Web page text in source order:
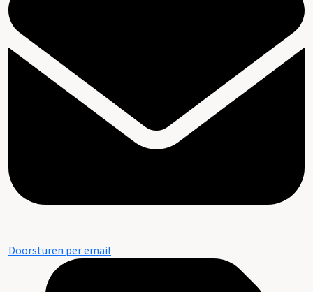
Doorsturen per email